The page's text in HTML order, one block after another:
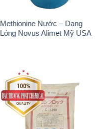
Methionine Nước – Dạng
Lỏng Novus Alimet Mỹ USA